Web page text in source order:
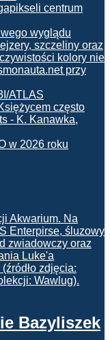
centrum
ATLAS
w 2026 roku
Bazyliszek